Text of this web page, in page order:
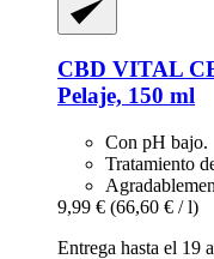
CBD VITAL
Pelaje, 150 ml
Con pH bajo.
Tratamiento
9,99 € (66,60 € / l)
Entrega hasta el 19